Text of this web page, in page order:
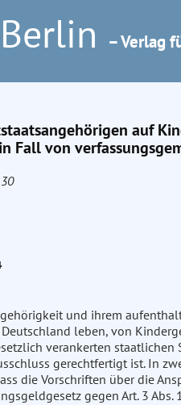
– Verlag
auf
Fall von
und ihrem
leben, von
verankerten
gerechtfertigt ist. In
die Vorschriften über die
gegen Art. 3 Abs.